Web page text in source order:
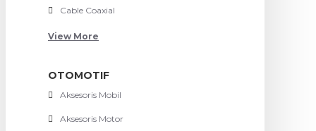
Cable Coaxial
View More
OTOMOTIF
Aksesoris Mobil
Aksesoris Motor